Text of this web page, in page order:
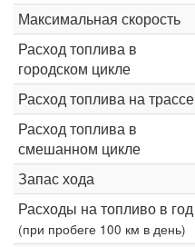
Максимальная скорость
Расход топлива в
городском цикле
Расход топлива на трассе
Расход топлива в
смешанном цикле
Запас хода
Расходы на топливо в год
(при пробеге 100 км в день)